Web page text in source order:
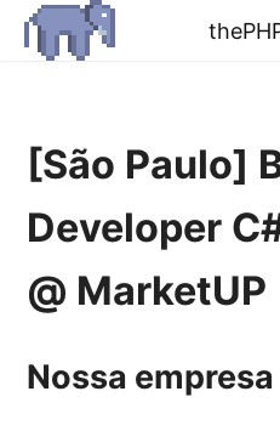
[São Paulo]
Developer
@ MarketUP
Nossa empresa